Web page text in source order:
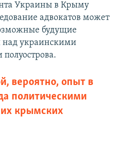
Украины в Крыму
адвокатов может
будущие
над украинскими
вероятно, опыт в
политическими
крымских